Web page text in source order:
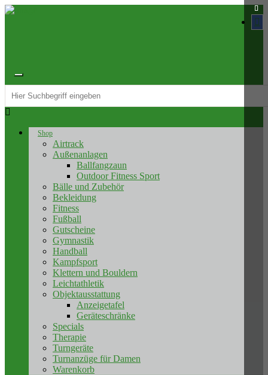
Toggle
navigation
Shop
Airtrack
Außenanlagen
Ballfangzaun
Outdoor Fitness Sport
Bälle und Zubehör
Bekleidung
Fitness
Fußball
Gutscheine
Gymnastik
Handball
Kampfsport
Klettern und Bouldern
Leichtathletik
Objektausstattung
Anzeigetafel
Geräteschränke
Specials
Therapie
Turngeräte
Turnanzüge für Damen
Warenkorb